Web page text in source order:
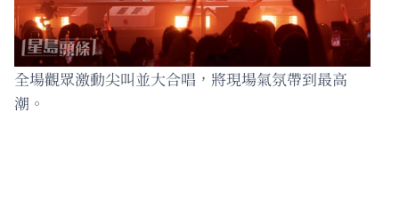
全場觀眾激動尖叫並大合唱，將現場氣氛帶到最高
潮。